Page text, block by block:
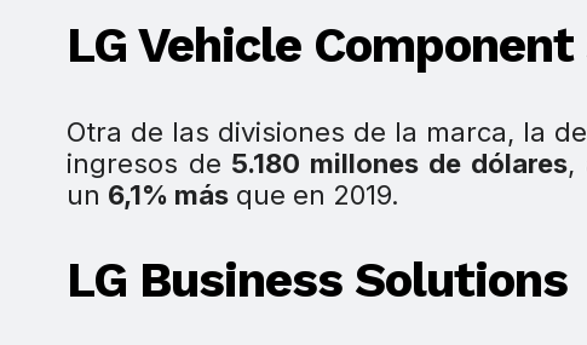
LG Vehicle
Otra de las divisiones de la marca, la
ingresos de 5.180 millones de dólares,
un 6,1% másque en 2019.
LG Business Solutions